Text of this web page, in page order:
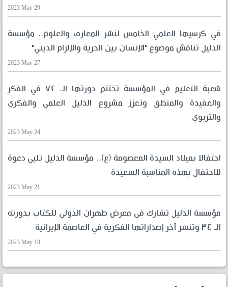
2023 May 29
في كرسيها العلمي الخامس لنشر المعارف والعلوم.. مؤسسة
الدليل تناقش موضوع "الإنسان بين الحرية والإلزام الديني"
2023 May 27
شعبة التعليم في المؤسسة تختتم دورتها الـ ٧٢ في الفكر
والعقيدة والمنطق وتعزز مشروع الدليل العلمي والفكري
والتربوي
2023 May 24
احتفالا بميلاد السيدة المعصومة (ع).. مؤسسة الدليل تلبي دعوة
للاحتفال بهذه المناسبة السعيدة
2023 May 21
مؤسسة الدليل تشارك في معرض طهران الدولي للكتاب بدورته
الـ ٣٤ وتنشر آخر إصداراتها الفكرية في العاصمة الإيرانية
2023 May 18